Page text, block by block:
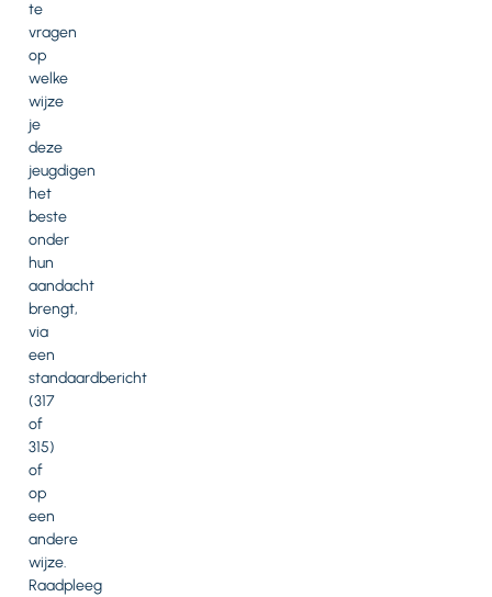
te
vragen
op
welke
wijze
je
deze
jeugdigen
het
beste
onder
hun
aandacht
brengt,
via
een
standaardbericht
(317
of
315)
of
op
een
andere
wijze.
Raadpleeg